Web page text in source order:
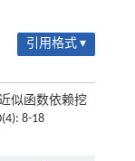
引用格式 ▾
似函数依赖挖
8-18